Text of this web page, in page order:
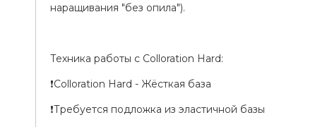
наращивания "без опила").
Техника работы с Colloration Hard:
❗Colloration Hard - Жёсткая база
❗Требуется подложка из эластичной базы